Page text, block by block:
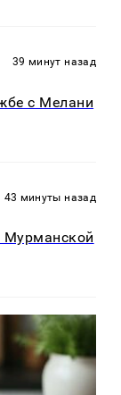
39 минут назад
с Мелани
43 минуты назад
Мурманской